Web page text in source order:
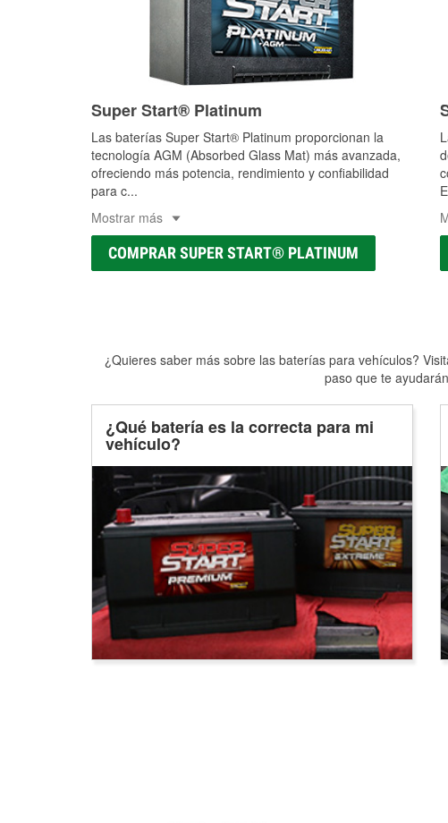
Super Start® Platinum
Las baterías Super Start® Platinum proporcionan la
tecnología AGM (Absorbed Glass Mat) más avanzada,
ofreciendo más potencia, rendimiento y confiabilidad
para c...
Mostrar más
COMPRAR SUPER START® PLATINUM
¿Quieres saber más sobre las baterías para vehículos?
paso que te
¿Qué batería es la correcta para mi
vehículo?